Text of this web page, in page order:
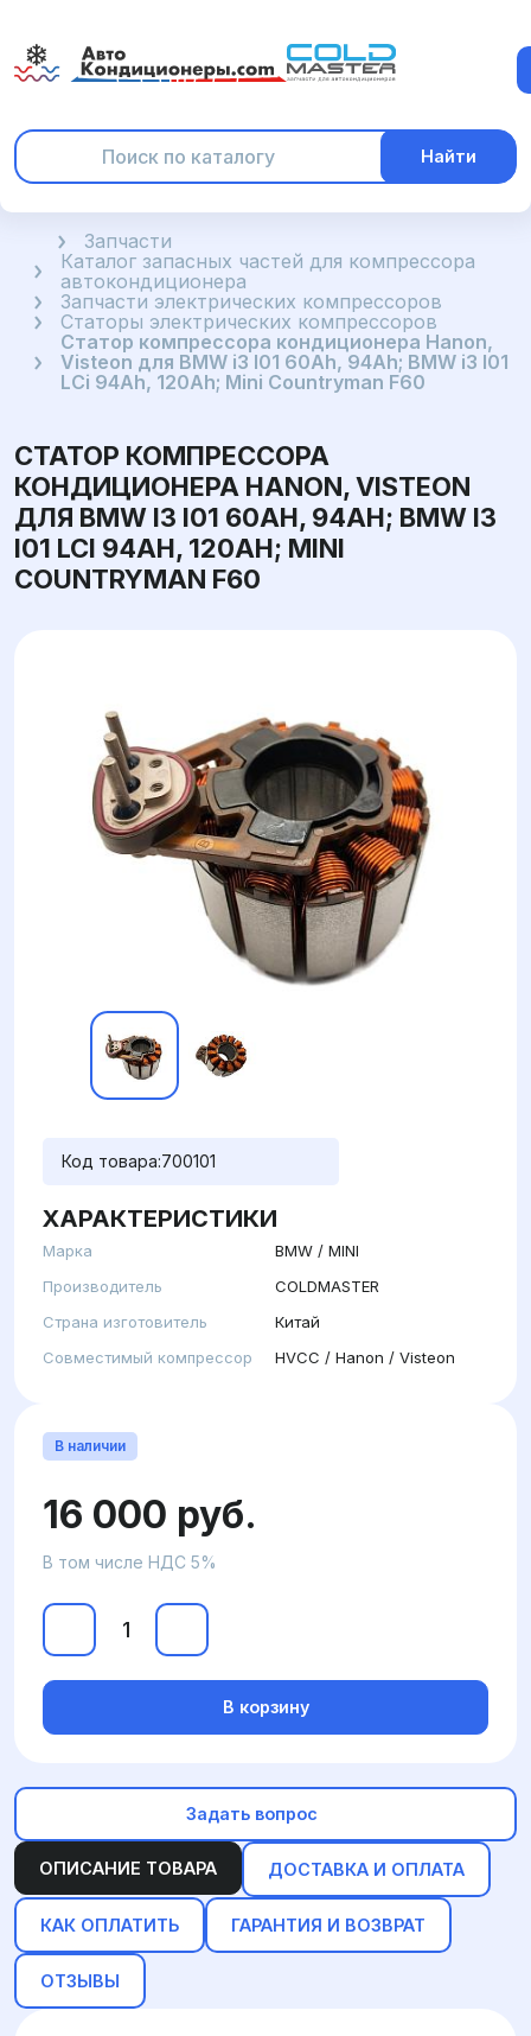
Найти
ГлавнаяЗапчасти
Каталог запасных частей для компрессора
автокондиционера
Запчасти электрических компрессоров
Статоры электрических компрессоров
Статор компрессора кондиционера Hanon,
Visteon для BMW i3 I01 60Ah, 94Ah; BMW i3 I01
LCi 94Ah, 120Ah; Mini Countryman F60
СТАТОР КОМПРЕССОРА
КОНДИЦИОНЕРА HANON, VISTEON
ДЛЯ BMW I3 I01 60AH, 94AH; BMW I3
I01 LCI 94AH, 120AH; MINI
COUNTRYMAN F60
Код товара:700101
ХАРАКТЕРИСТИКИ
Марка
BMW / MINI
Производитель
COLDMASTER
Страна изготовитель
Китай
Совместимый компрессор
HVCC / Hanon / Visteon
ОПИСАНИЕ ТОВАРА ДОСТАВКА И ОПЛАТА
КАК ОПЛАТИТЬ ГАРАНТИЯ И ВОЗВРАТ
ОТЗЫВЫ
В наличии
16 000 руб.
В том числе НДС 5%
В корзину
Задать вопрос